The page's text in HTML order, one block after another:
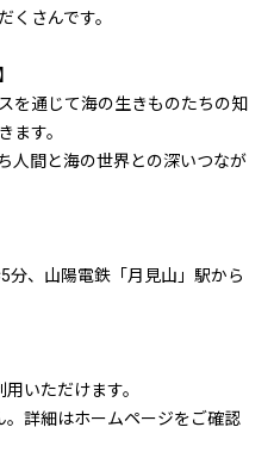
くさんです。
を通じて海の生きものたちの知
ます。
人間と海の世界との深いつなが
分、山陽電鉄「月見山」駅から
いただけます。
詳細はホームページをご確認